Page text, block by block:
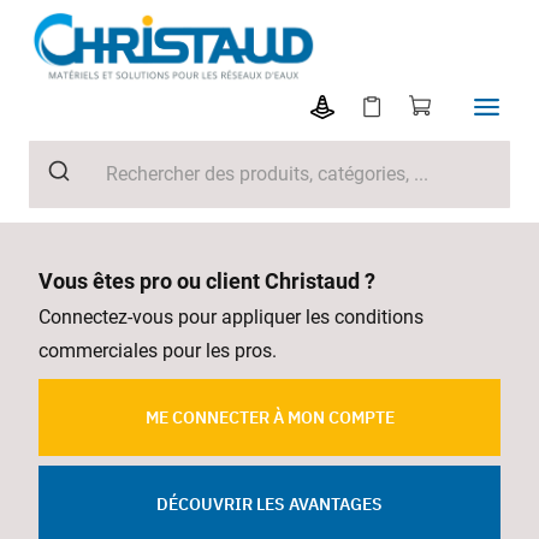
Vous êtes pro ou client Christaud ?
Connectez-vous pour appliquer les conditions
commerciales pour les pros.
ME CONNECTER À MON COMPTE
DÉCOUVRIR LES AVANTAGES